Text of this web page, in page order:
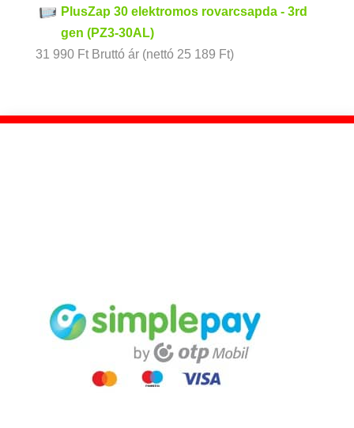
was:
1
650 Ft.
PlusZap 30 elektromos rovarcsapda - 3rd
gen (PZ3-30AL)
31 990 Ft Bruttó ár (nettó 25 189 Ft)